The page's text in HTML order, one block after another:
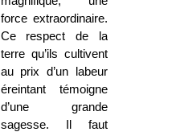
force extraordinaire.
Ce respect de la
terre qu’ils cultivent
au prix d’un labeur
éreintant témoigne
d’une grande
sagesse. Il faut